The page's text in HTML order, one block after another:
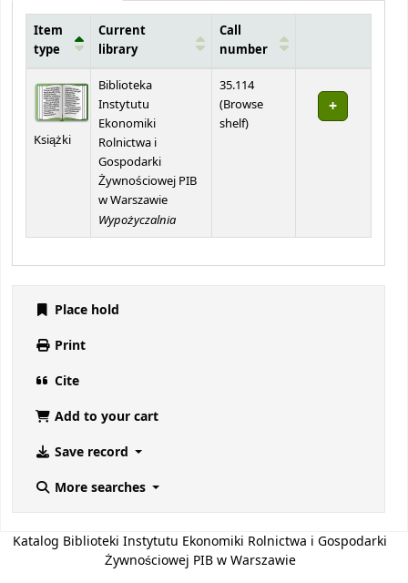
Item
type
Current
library
Call
number
Książki
Biblioteka
Instytutu
Ekonomiki
Rolnictwa i
Gospodarki
Żywnościowej PIB
w Warszawie
Wypożyczalnia
35.114
(Browse
shelf(Opens below)
)
Place hold
Print
Cite
Add to your cart
Save record
More searches
Katalog Biblioteki Instytutu Ekonomiki Rolnictwa i Gospodarki
Żywnościowej PIB w Warszawie